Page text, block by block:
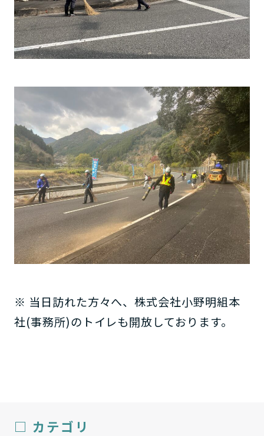
※ 当日訪れた方々へ、株式会社小野明組本
社(事務所)のトイレも開放しております。
□ カテゴリ